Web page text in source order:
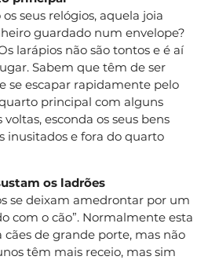
seus relógios, aquela joia
guardado num envelope?
larápios não são tontos e é aí
Sabem que têm de ser
se escapar rapidamente pelo
principal com alguns
esconda os seus bens
inusitados e fora do quarto
os ladrões
se deixam amedrontar por um
com o cão”. Normalmente esta
de grande porte, mas não
têm mais receio, mas sim